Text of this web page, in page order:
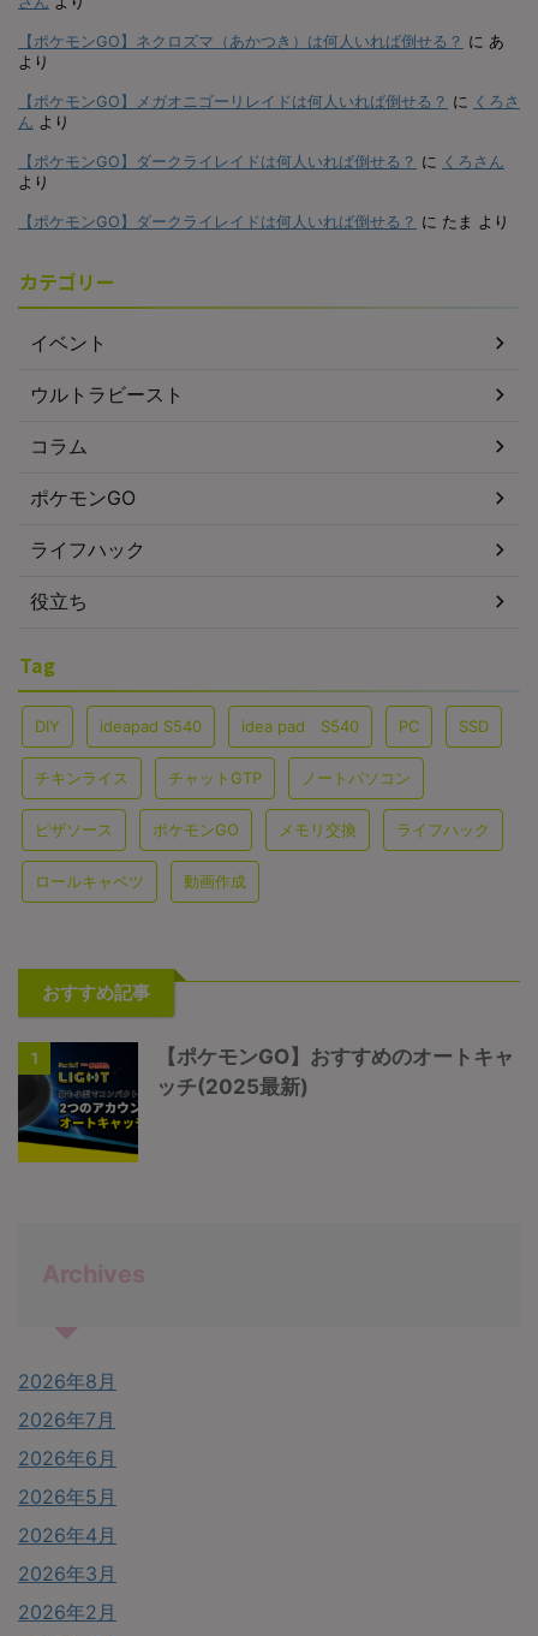
【ポケモンGO】ネクロズマ（あかつき）は何人いれば倒せる？ に あ
より
【ポケモンGO】メガオニゴーリレイドは何人いれば倒せる？ に くろさ
ん より
【ポケモンGO】ダークライレイドは何人いれば倒せる？ に くろさん
より
【ポケモンGO】ダークライレイドは何人いれば倒せる？ に たま より
カテゴリー
イベント
ウルトラビースト
コラム
ポケモンGO
ライフハック
役立ち
Tag
DIY ideapad S540 idea pad S540 PC SSD
チキンライス チャットGTP ノートパソコン
ピザソース ポケモンGO メモリ交換 ライフハック
ロールキャベツ 動画作成
おすすめ記事
1
【ポケモンGO】おすすめのオートキャ
ッチ(2025最新)
Archives
2026年8月
2026年7月
2026年6月
2026年5月
2026年4月
2026年3月
2026年2月